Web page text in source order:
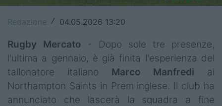
Rugby World Cup
Super Rugby
Rugby in TV
Redazione / 04.05.2026 13:20
Rugby Mercato - Dopo sole tre presenze,
l'ultima a gennaio, è già finita l'esperienza del
tallonatore italiano Marco Manfredi ai
Northampton Saints in Prem inglese. Il club ha
annunciato che lascerà la squadra a fine